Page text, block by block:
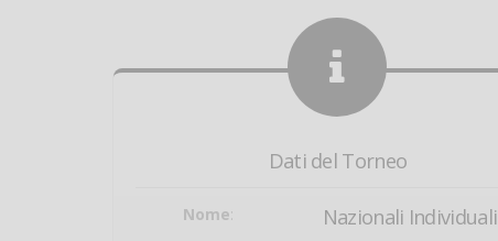
Dati del Torneo
Nome: Nazionali Individuali